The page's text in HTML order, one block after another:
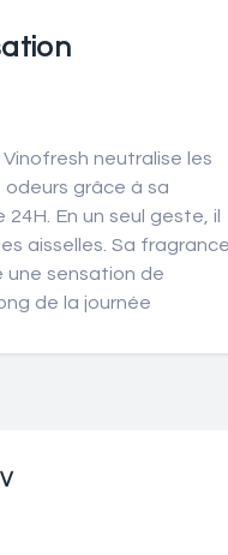
neutralise les
grâce à sa
En un seul geste, il
aisselles. Sa
une sensation de
de la journée